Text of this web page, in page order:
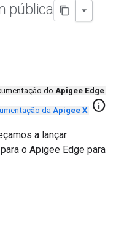
pública
do Apigee Edge.
da Apigee X. info
a lançar
o Apigee Edge para